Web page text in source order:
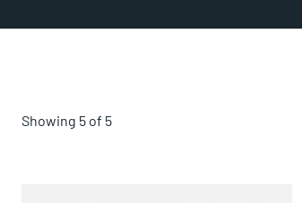
Showing 5 of 5